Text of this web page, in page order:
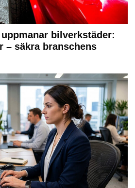
bilverkstäder:
– säkra branschens